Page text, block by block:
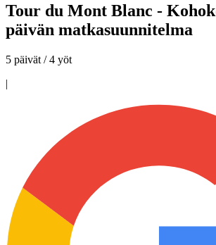
Tour du Mont Blanc -
päivän matkasuunnitelma
5 päivät / 4 yöt
|